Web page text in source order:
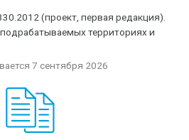
(проект, первая редакция).
территориях и
7 сентября 2026